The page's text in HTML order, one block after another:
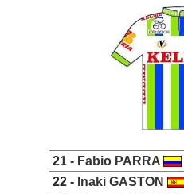
21 - Fabio PARRA
22 - Inaki GASTON